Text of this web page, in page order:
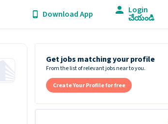
Download App Login
చేయండి
Get jobs matching your profile
From the list of relevant jobs near to you.
Create Your Profile for free